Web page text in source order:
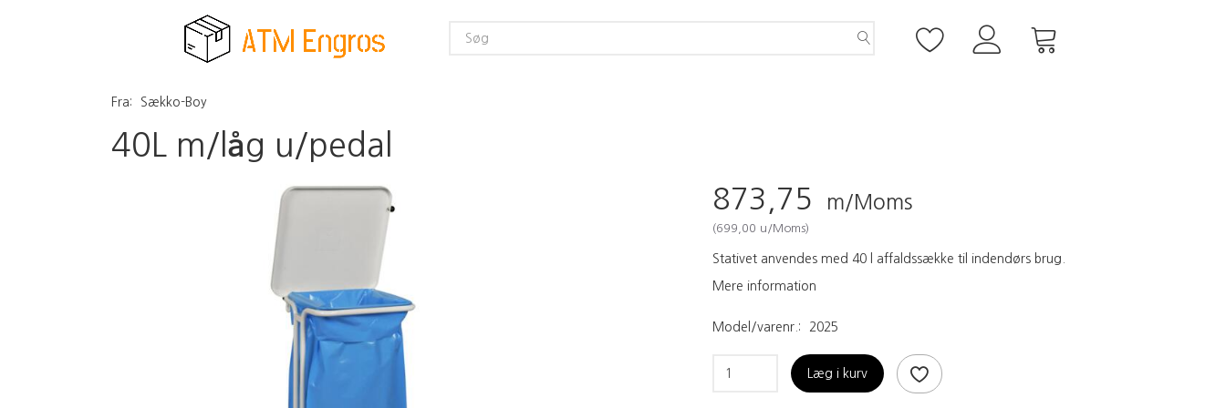
Fra: Sækko-Boy
40L m/låg u/pedal
873,75 m/Moms
(699,00 u/Moms)
Stativet anvendes med 40 l affaldssække til indendørs brug.
Mere information
Model/varenr.: 2025
Læg i kurv